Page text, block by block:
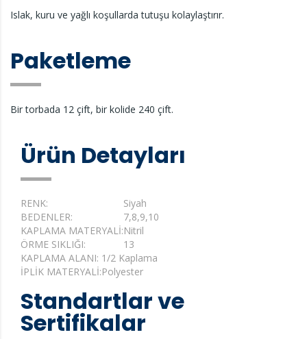
Islak, kuru ve yağlı koşullarda tutuşu kolaylaştırır.
Paketleme
Bir torbada 12 çift, bir kolide 240 çift.
Ürün Detayları
RENK:
Siyah
BEDENLER:
7,8,9,10
KAPLAMA MATERYALİ:Nitril
ÖRME SIKLIĞI:
13
KAPLAMA ALANI: 1/2 Kaplama
İPLİK MATERYALİ:Polyester
Standartlar ve
Sertifikalar